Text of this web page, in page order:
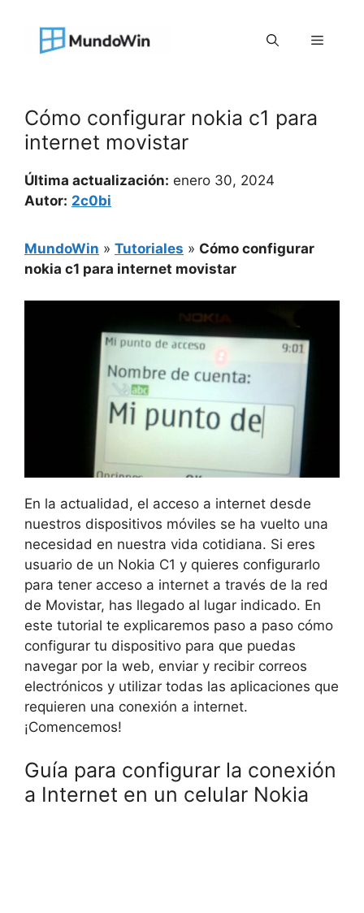
contenido
Menú
Cómo configurar nokia c1 para
internet movistar
Última actualización: enero 30, 2024
Autor: 2c0bi
MundoWin » Tutoriales » Cómo configurar
nokia c1 para internet movistar
En la actualidad, el acceso a internet desde
nuestros dispositivos móviles se ha vuelto una
necesidad en nuestra vida cotidiana. Si eres
usuario de un Nokia C1 y quieres configurarlo
para tener acceso a internet a través de la red
de Movistar, has llegado al lugar indicado. En
este tutorial te explicaremos paso a paso cómo
configurar tu dispositivo para que puedas
navegar por la web, enviar y recibir correos
electrónicos y utilizar todas las aplicaciones que
requieren una conexión a internet.
¡Comencemos!
Guía para configurar la conexión
a Internet en un celular Nokia